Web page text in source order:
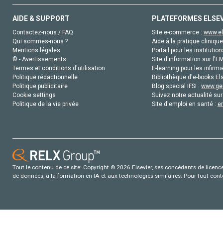
AIDE & SUPPORT
Contactez-nous / FAQ
Qui sommes-nous ?
Mentions légales
© - Avertissements
Termes et conditions d'utilisation
Politique rédactionnelle
Politique publicitaire
Cookie settings
Politique de la vie privée
PLATEFORMES
Site e-commerce :
Aide à la pratique
Portail pour les
Site d'information sur
E-learning pour les
Bibliothèque d'e-books
Blog special IFSI :
Suivez notre actualité
Site d'emploi en santé :
Tout le contenu de ce site: Copyright © 2026 Elsevier, ses concédants de
de données, a la formation en IA et aux technologies similaires. Pour tout